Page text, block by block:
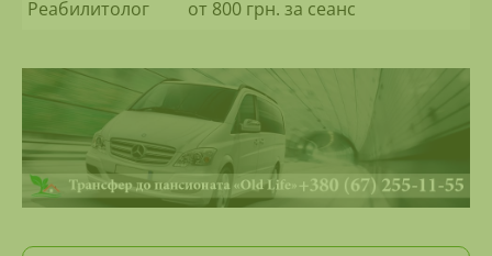
Реабилитолог
от 800 грн. за сеанс